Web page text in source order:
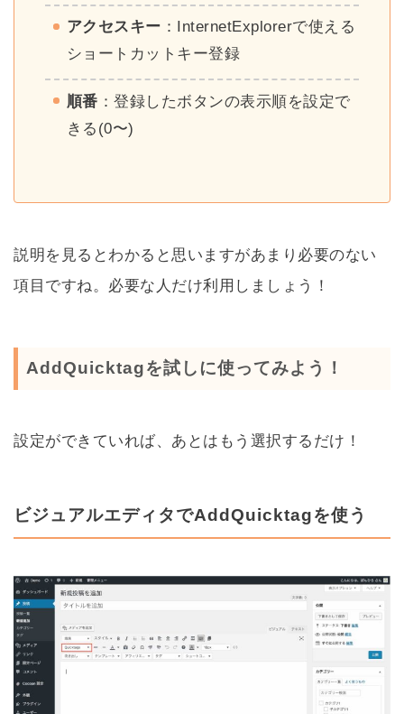
アクセスキー ：InternetExplorerで使える
ショートカットキー登録
順番 ：登録したボタンの表示順を設定で
きる(0〜)
説明を見るとわかると思いますがあまり必要のない
項目ですね。必要な人だけ利用しましょう！
AddQuicktagを試しに使ってみよう！
設定ができていれば、あとはもう選択するだけ！
ビジュアルエディタでAddQuicktagを使う